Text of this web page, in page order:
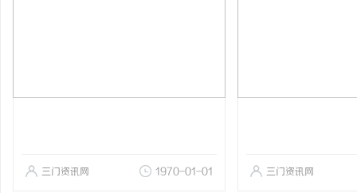
三门资讯网 1970-01-01 三门资讯网